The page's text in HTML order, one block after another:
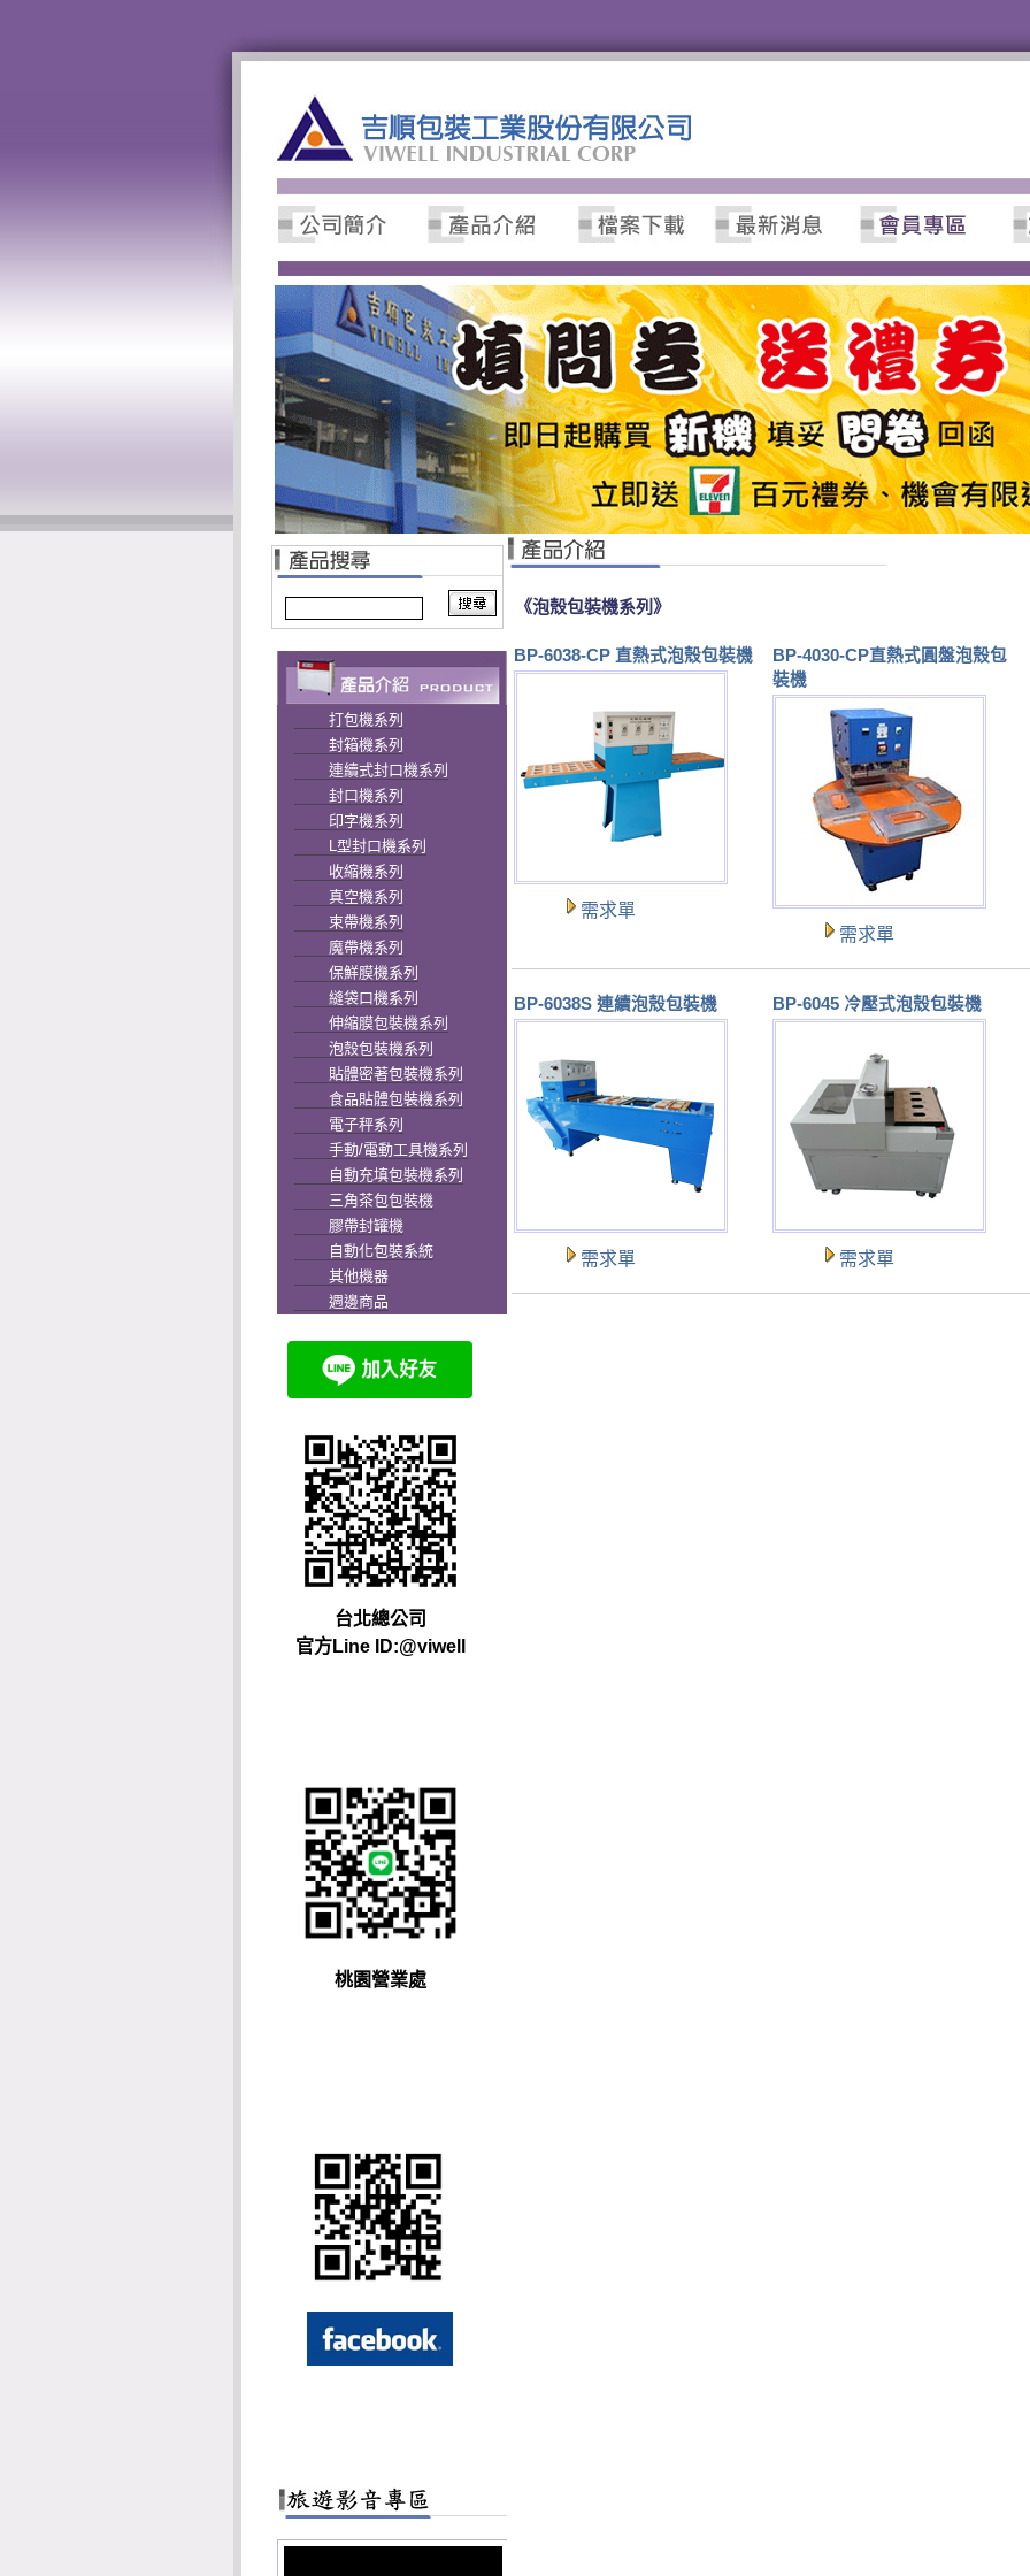
打包機系列
封箱機系列
連續式封口機系列
封口機系列
印字機系列
L型封口機系列
收縮機系列
真空機系列
束帶機系列
魔帶機系列
保鮮膜機系列
縫袋口機系列
伸縮膜包裝機系列
泡殼包裝機系列
貼體密著包裝機系列
食品貼體包裝機系列
電子秤系列
手動/電動工具機系列
自動充填包裝機系列
三角茶包包裝機
膠帶封罐機
自動化包裝系統
其他機器
週邊商品
台北總公司
官方Line ID:@viwell
桃園營業處
《泡殼包裝機系列》
BP-6038-CP 直熱式泡殼包裝機
需求單
BP-4030-CP直熱式圓盤泡殼包
裝機
需求單
BP-6038S 連續泡殼包裝機
需求單
BP-6045 冷壓式泡殼包裝機
需求單